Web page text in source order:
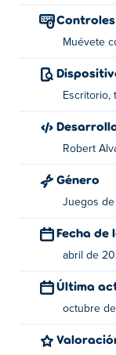
Control S:
Teclas de flecha
Sobre el
otros juegosPoki
Controles
Muévete
Escritorio,
Robert
Género
Juegos de
Fecha
abril de
Última
octubre